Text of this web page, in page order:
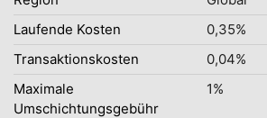
Laufende Kosten
0,35%
Transaktionskosten
0,04%
Maximale
Umschichtungsgebühr
1%